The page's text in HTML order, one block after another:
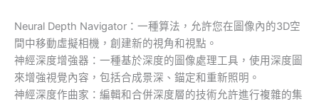
Neural Depth Navigator：一種算法，允許您在圖像內的3D空
間中移動虛擬相機，創建新的視角和視點。
神經深度增強器：一種基於深度的圖像處理工具，使用深度圖
來增強視覺內容，包括合成景深、錨定和重新照明。
神經深度作曲家：編輯和合併深度層的技術允許進行複雜的集